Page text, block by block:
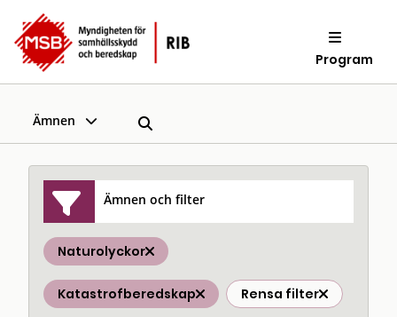
Program
Ämnen
Ämnen och filter
Naturolyckor
Katastrofberedskap Rensa filter